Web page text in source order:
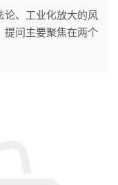
、工业化放大的风
提问主要聚焦在两个
才算可靠，放大过